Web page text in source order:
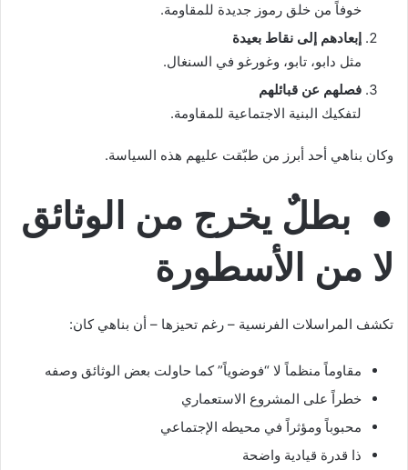
خوفاً من خلق رموز جديدة للمقاومة.
إبعادهم إلى نقاط بعيدة
مثل دابو، تابو، وغورغو في السنغال.
فصلهم عن قبائلهم
لتفكيك البنية الاجتماعية للمقاومة.
وكان بناهي أحد أبرز من طبّقت عليهم هذه السياسة.
● بطلٌ يخرج من الوثائق
لا من الأسطورة
تكشف المراسلات الفرنسية – رغم تحيزها – أن بناهي كان:
مقاوماً منظماً لا “فوضوياً” كما حاولت بعض الوثائق وصفه
خطراً على المشروع الاستعماري
محبوباً ومؤثراً في محيطه الإجتماعي
ذا قدرة قيادية واضحة